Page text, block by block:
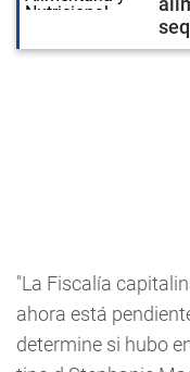
"La Fiscalía
ahora está
determine si hubo